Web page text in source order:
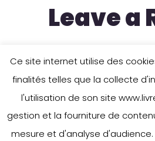
Leave a
You must be logged in
comment.
Ce site internet utilise des
finalités telles que la collecte
l'utilisation de son site
gestion et la fourniture de
mesure et d'analyse